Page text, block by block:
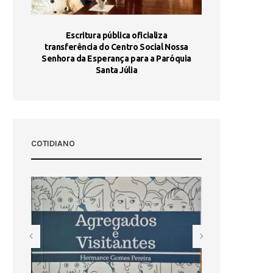
Escritura pública oficializa
transferência do Centro Social Nossa
Senhora da Esperança para a Paróquia
Santa Júlia
COTIDIANO